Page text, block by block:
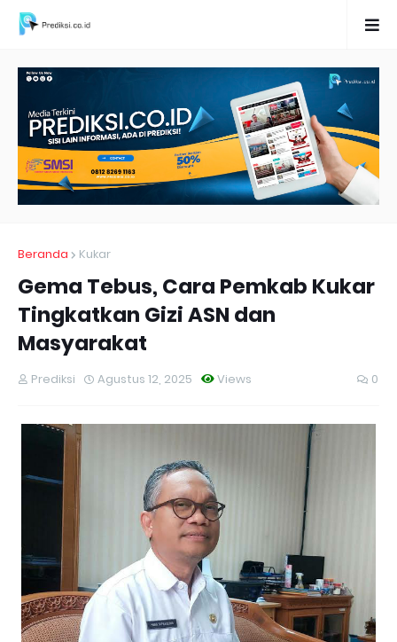
Beranda Kukar
Gema Tebus, Cara Pemkab Kukar
Tingkatkan Gizi ASN dan
Masyarakat
Prediksi Views
Agustus 12, 2025 0